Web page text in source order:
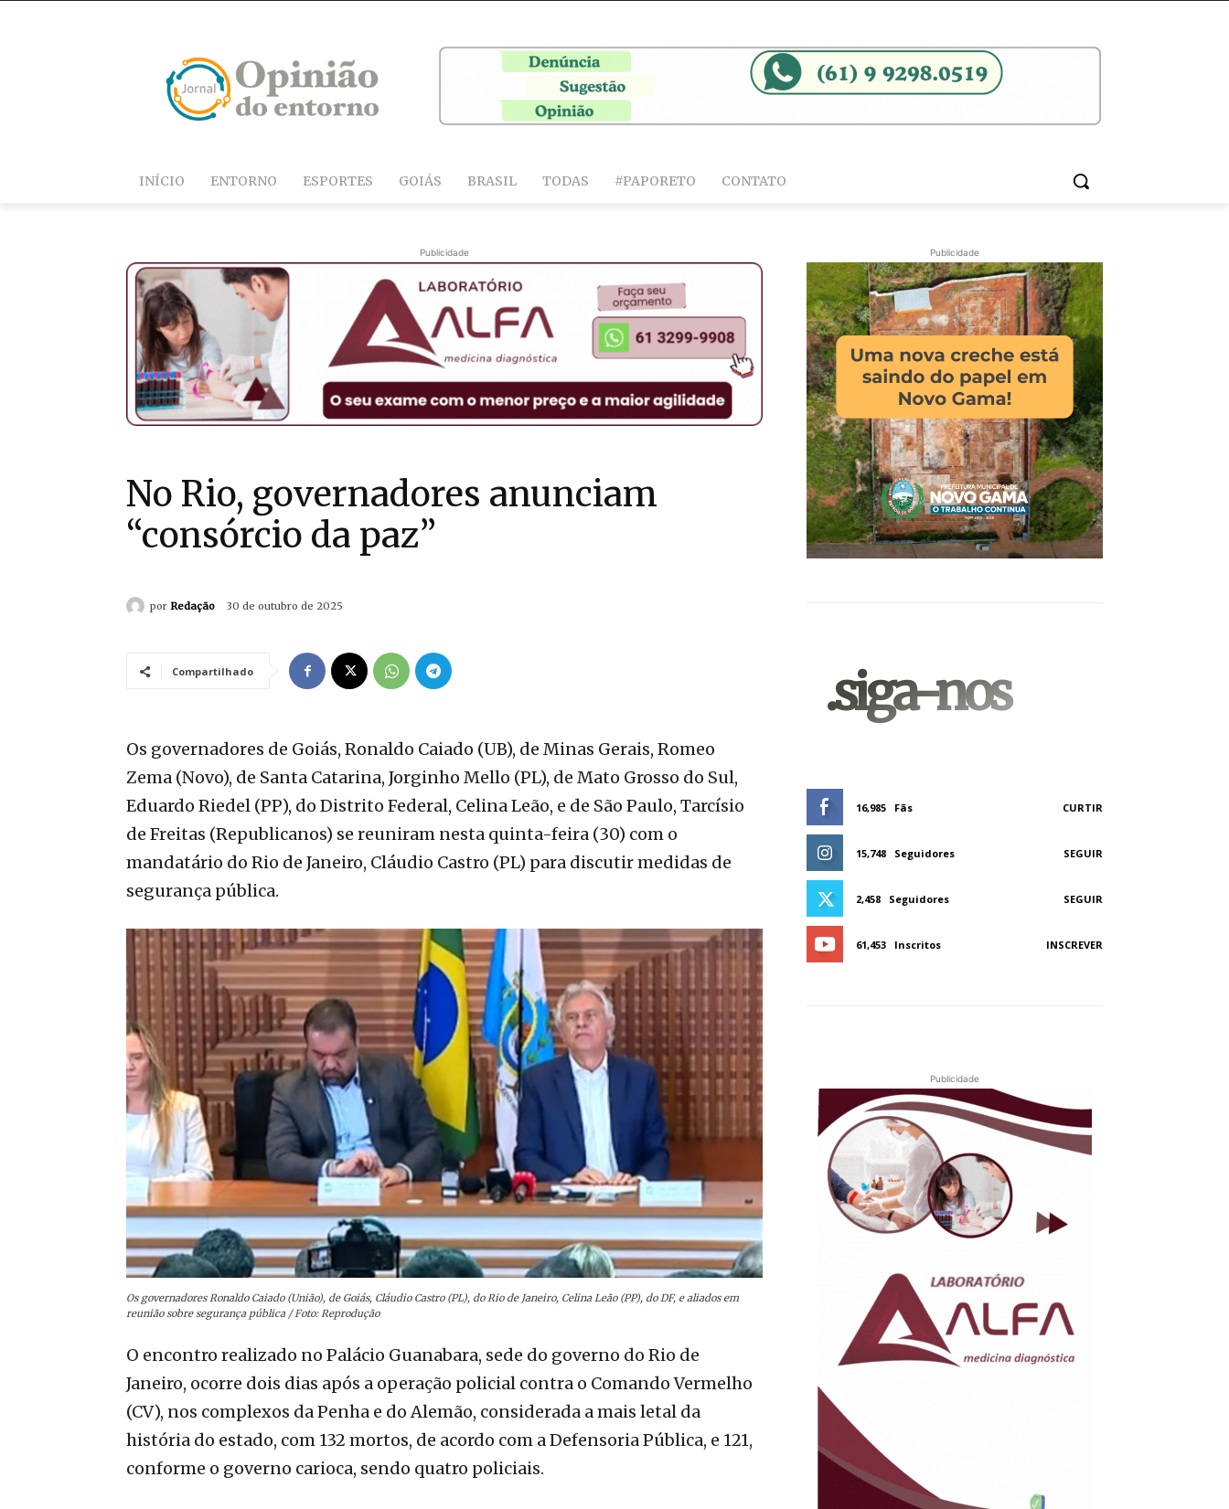
INÍCIO ENTORNO ESPORTES GOIÁS BRASIL TODAS #PAPORETO CONTATO
Publicidade
No Rio, governadores anunciam
“consórcio da paz”
por Redação 30 de outubro de 2025
Compartilhado
Os governadores de Goiás, Ronaldo Caiado (UB), de Minas Gerais, Romeo
Zema (Novo), de Santa Catarina, Jorginho Mello (PL), de Mato Grosso do Sul,
Eduardo Riedel (PP), do Distrito Federal, Celina Leão, e de São Paulo, Tarcísio
de Freitas (Republicanos) se reuniram nesta quinta-feira (30) com o
mandatário do Rio de Janeiro, Cláudio Castro (PL) para discutir medidas de
segurança pública.
Os governadores Ronaldo Caiado (União), de Goiás, Cláudio Castro (PL), do Rio de Janeiro, Celina Leão (PP), do DF, e aliados em
reunião sobre segurança pública / Foto: Reprodução
O encontro realizado no Palácio Guanabara, sede do governo do Rio de
Janeiro, ocorre dois dias após a operação policial contra o Comando Vermelho
(CV), nos complexos da Penha e do Alemão, considerada a mais letal da
história do estado, com 132 mortos, de acordo com a Defensoria Pública, e 121,
conforme o governo carioca, sendo quatro policiais.
Publicidade
.siga-nos
16,985 Fãs CURTIR
15,748 Seguidores SEGUIR
2,458 Seguidores SEGUIR
61,453 Inscritos INSCREVER
Publicidade